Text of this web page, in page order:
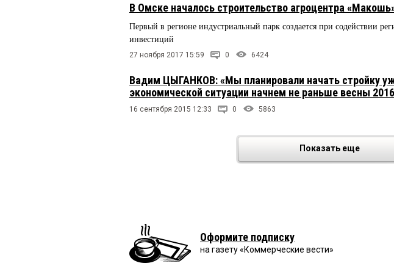
В Омске началось строительство агроцентра
Первый в регионе индустриальный парк создается при содействии
инвестиций
27 ноября 2017 15:59 0 6424
Вадим ЦЫГАНКОВ: «Мы планировали начать стройку
экономической ситуации начнем не раньше весны
16 сентября 2015 12:33 0 5863
Показать еще
Оформите подписку
на газету «Коммерческие вести»